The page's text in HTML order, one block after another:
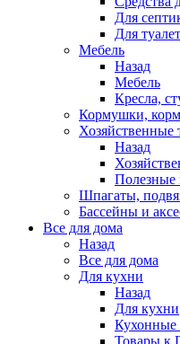
Для
Для
Мебель
Назад
Мебель
Кресла,
Кормушки,
Хозяйственные
Назад
Полезные
Шпагаты,
Бассейны и
Все для дома
Назад
Все для дома
Для кухни
Назад
Для кухни
Кухонные
Товары к